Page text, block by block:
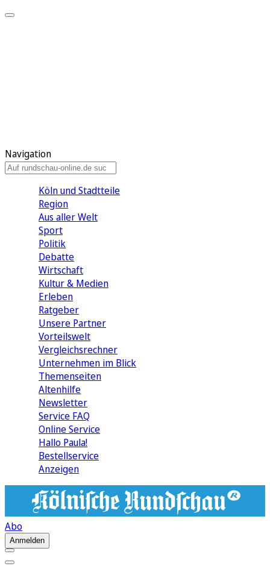
Navigation
Köln und Stadtteile
Region
Aus aller Welt
Sport
Politik
Debatte
Wirtschaft
Kultur & Medien
Erleben
Ratgeber
Unsere Partner
Vorteilswelt
Vergleichsrechner
Unternehmen im Blick
Themenseiten
Altenhilfe
Newsletter
Service FAQ
Online Service
Hallo Paula!
Bestellservice
Anzeigen
Abo
Anmelden